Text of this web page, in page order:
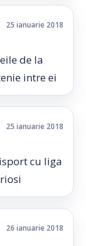
25 ianuarie 2018
de la
intre ei
25 ianuarie 2018
cu liga
26 ianuarie 2018